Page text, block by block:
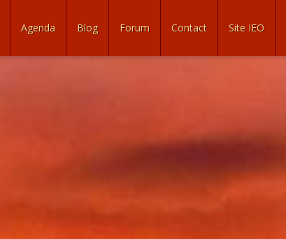
Agenda Blog Forum Contact Site IEO